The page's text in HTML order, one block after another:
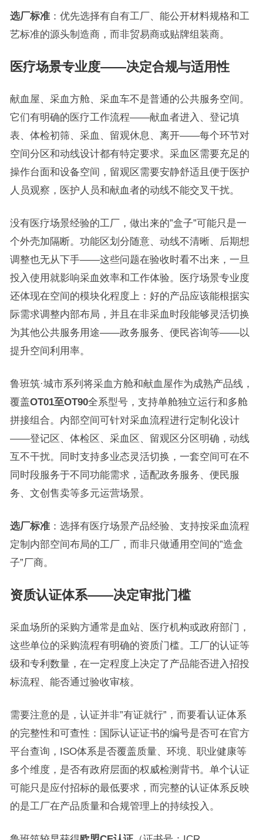
选厂标准：优先选择有自有工厂、能公开材料规格和工
艺标准的源头制造商，而非贸易商或贴牌组装商。
医疗场景专业度——决定合规与适用性
献血屋、采血方舱、采血车不是普通的公共服务空间。
它们有明确的医疗工作流程——献血者进入、登记填
表、体检初筛、采血、留观休息、离开——每个环节对
空间分区和动线设计都有特定要求。采血区需要充足的
操作台面和设备空间，留观区需要安静舒适且便于医护
人员观察，医护人员和献血者的动线不能交叉干扰。
没有医疗场景经验的工厂，做出来的”盒子”可能只是一
个外壳加隔断。功能区划分随意、动线不清晰、后期想
调整也无从下手——这些问题在验收时看不出来，一旦
投入使用就影响采血效率和工作体验。医疗场景专业度
还体现在空间的模块化程度上：好的产品应该能根据实
际需求调整内部布局，并且在非采血时段能够灵活切换
为其他公共服务用途——政务服务、便民咨询等——以
提升空间利用率。
鲁班筑·城市系列将采血方舱和献血屋作为成熟产品线，
覆盖OT01至OT90全系型号，支持单舱独立运行和多舱
拼接组合。内部空间可针对采血流程进行定制化设计
——登记区、体检区、采血区、留观区分区明确，动线
互不干扰。同时支持多业态灵活切换，一套空间可在不
同时段服务于不同功能需求，适配政务服务、便民服
务、文创售卖等多元运营场景。
选厂标准：选择有医疗场景产品经验、支持按采血流程
定制内部空间布局的工厂，而非只做通用空间的”造盒
子”厂商。
资质认证体系——决定审批门槛
采血场所的采购方通常是血站、医疗机构或政府部门，
这些单位的采购流程有明确的资质门槛。工厂的认证等
级和专利数量，在一定程度上决定了产品能否进入招投
标流程、能否通过验收审核。
需要注意的是，认证并非”有证就行”，而要看认证体系
的完整性和可查性：国际认证证书的编号是否可在官方
平台查询，ISO体系是否覆盖质量、环境、职业健康等
多个维度，是否有政府层面的权威检测背书。单个认证
可能只是应付招标的最低要求，而完整的认证体系反映
的是工厂在产品质量和合规管理上的持续投入。